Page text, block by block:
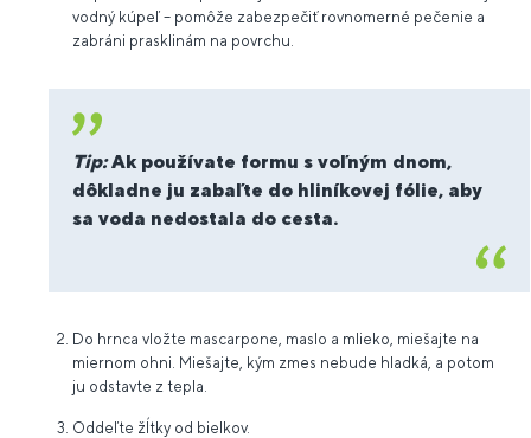
vodný kúpeľ – pomôže zabezpečiť rovnomerné pečenie a
zabráni prasklinám na povrchu.
Tip:Ak používate formu s voľným dnom,
dôkladne ju zabaľte do hliníkovej fólie, aby
sa voda nedostala do cesta.
Do hrnca vložte mascarpone, maslo a mlieko, miešajte na
miernom ohni. Miešajte, kým zmes nebude hladká, a potom
ju odstavte z tepla.
Oddeľte žĺtky od bielkov.